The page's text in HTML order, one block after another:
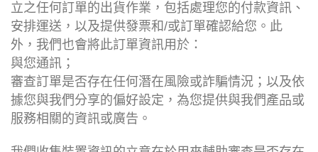
立之任何訂單的出貨作業，包括處理您的付款資訊、
安排運送，以及提供發票和/或訂單確認給您。此
外，我們也會將此訂單資訊用於：
與您通訊；
審查訂單是否存在任何潛在風險或詐騙情況；以及依
據您與我們分享的偏好設定，為您提供與我們產品或
服務相關的資訊或廣告。